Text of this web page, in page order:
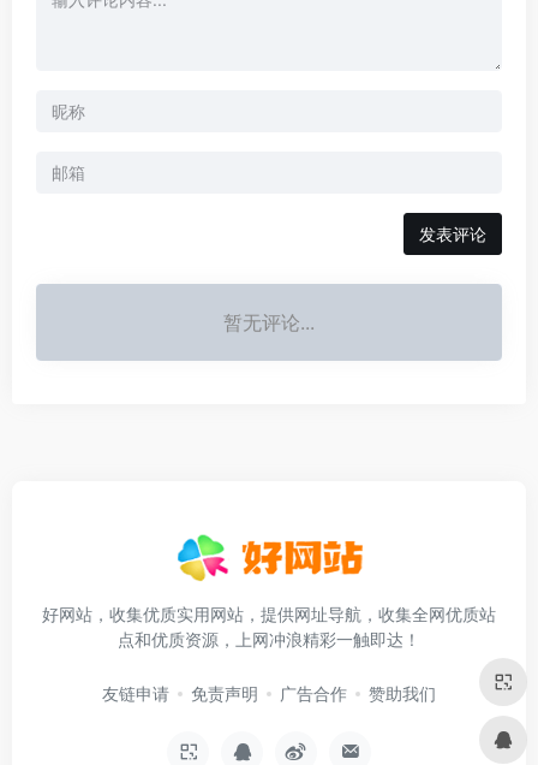
发表评论
暂无评论...
好网站，收集优质实用网站，提供网址导航，收集全网优质站
点和优质资源，上网冲浪精彩一触即达！
友链申请 免责声明 广告合作 赞助我们